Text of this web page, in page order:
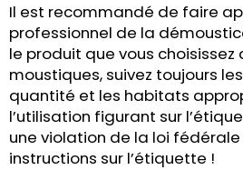
Il est recommandé de faire
professionnel de la
le produit que vous choisissez
moustiques, suivez toujours
quantité et les habitats
l’utilisation figurant sur
une violation de la loi
instructions sur l’étiquette !